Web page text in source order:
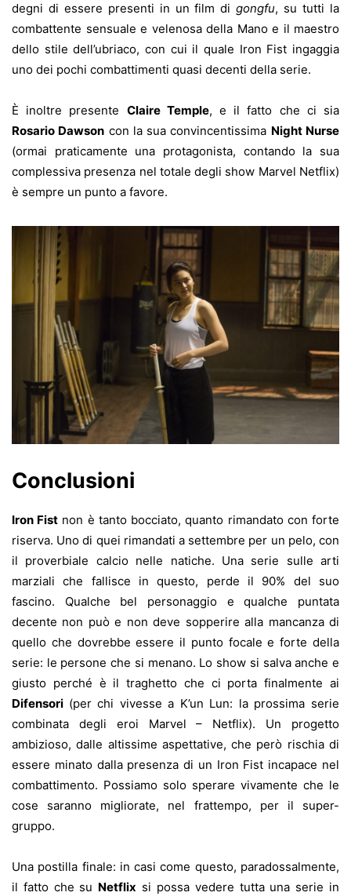
degni di essere presenti in un film digongfu, su tutti la
combattente sensuale e velenosa della Mano e il maestro
dello stile dell’ubriaco, con cui il quale Iron Fist ingaggia
uno dei pochi combattimenti quasi decenti della serie.
È inoltre presente Claire Temple, e il fatto che ci sia
Rosario Dawson con la sua convincentissima Night Nurse
(ormai praticamente una protagonista, contando la sua
complessiva presenza nel totale degli show Marvel Netflix)
è sempre un punto a favore.
Conclusioni
Iron Fist non è tanto bocciato, quanto rimandato con forte
riserva. Uno di quei rimandati a settembre per un pelo, con
il proverbiale calcio nelle natiche. Una serie sulle arti
marziali che fallisce in questo, perde il 90% del suo
fascino. Qualche bel personaggio e qualche puntata
decente non può e non deve sopperire alla mancanza di
quello che dovrebbe essere il punto focale e forte della
serie: le persone che si menano. Lo show si salva anche e
giusto perché è il traghetto che ci porta finalmente ai
Difensori (per chi vivesse a K’un Lun: la prossima serie
combinata degli eroi Marvel – Netflix). Un progetto
ambizioso, dalle altissime aspettative, che però rischia di
essere minato dalla presenza di un Iron Fist incapace nel
combattimento. Possiamo solo sperare vivamente che le
cose saranno migliorate, nel frattempo, per il super-
gruppo.
Una postilla finale: in casi come questo, paradossalmente,
il fatto che su Netflix si possa vedere tutta una serie in